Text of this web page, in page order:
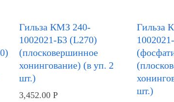
Гильза КМЗ 240-
1002021-Б3 (L270)
(плосковершинное
хонингование) (в уп. 2
шт.)
3,452.00Р
Гильза
шт.)